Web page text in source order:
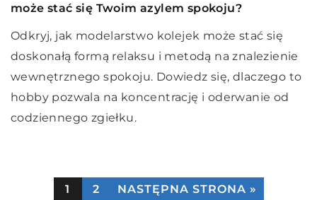
optymalizować proces oceny okresowej
pracowników w Twojej firmie
Odkryj, jak system workflow JobRouter może
usprawnić proces oceny okresowej pracowników
w Twojej firmie, zmniejszając biurokrację i
zwiększając wydajność.
starszych i niepełnosprawnych – poradnik dla
opiekunów
Poznaj kluczowe kryteria wyboru pomocy dla
seniorów i osób niepełnosprawnych, aby ułatwić
codzienną opiekę i poprawić jakość ich życia.
może stać się Twoim azylem spokoju?
Odkryj, jak modelarstwo kolejek może stać się
doskonałą formą relaksu i metodą na znalezienie
wewnętrznego spokoju. Dowiedz się, dlaczego to
hobby pozwala na koncentrację i oderwanie od
codziennego zgiełku.
1 2 NASTĘPNA STRONA »